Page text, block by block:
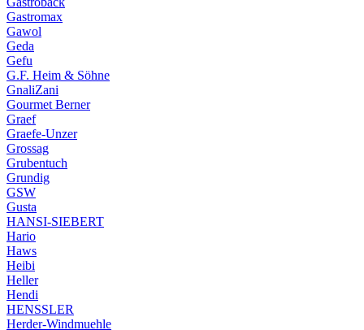
Gastromax
Gawol
Geda
Gefu
G.F. Heim & Söhne
GnaliZani
Gourmet Berner
Graef
Graefe-Unzer
Grossag
Grubentuch
Grundig
GSW
Gusta
HANSI-SIEBERT
Hario
Haws
Heibi
Heller
Hendi
HENSSLER
Herder-Windmuehle